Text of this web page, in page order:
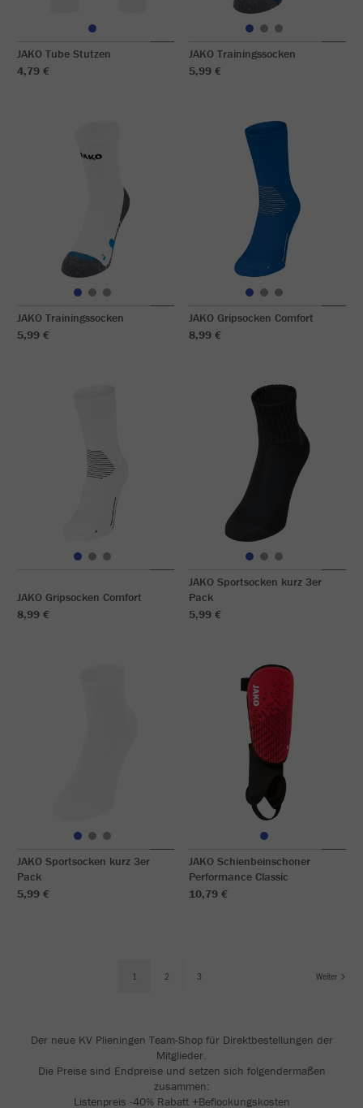
JAKO Tube Stutzen
4,79 €
JAKO Trainingssocken
5,99 €
JAKO Trainingssocken
5,99 €
JAKO Gripsocken Comfort
8,99 €
JAKO Gripsocken Comfort
8,99 €
JAKO Sportsocken kurz 3er
Pack
5,99 €
JAKO Sportsocken kurz 3er
Pack
5,99 €
JAKO Schienbeinschoner
Performance Classic
10,79 €
1 2 3 Weiter
Der neue KV Plieningen Team-Shop für Direktbestellungen der
Mitglieder.
Die Preise sind Endpreise und setzen sich folgendermaßen
zusammen:
Listenpreis -40% Rabatt +Beflockungskosten